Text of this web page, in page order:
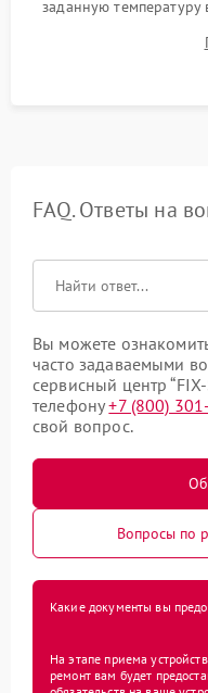
заданную
компрессора,
срабатывания
FAQ. Ответы на
Вы можете
часто задаваемыми
сервисный центр
телефону+7 (800)
свой вопрос.
Вопросы по
Какие документы вы
На этапе приема
ремонт вам будет